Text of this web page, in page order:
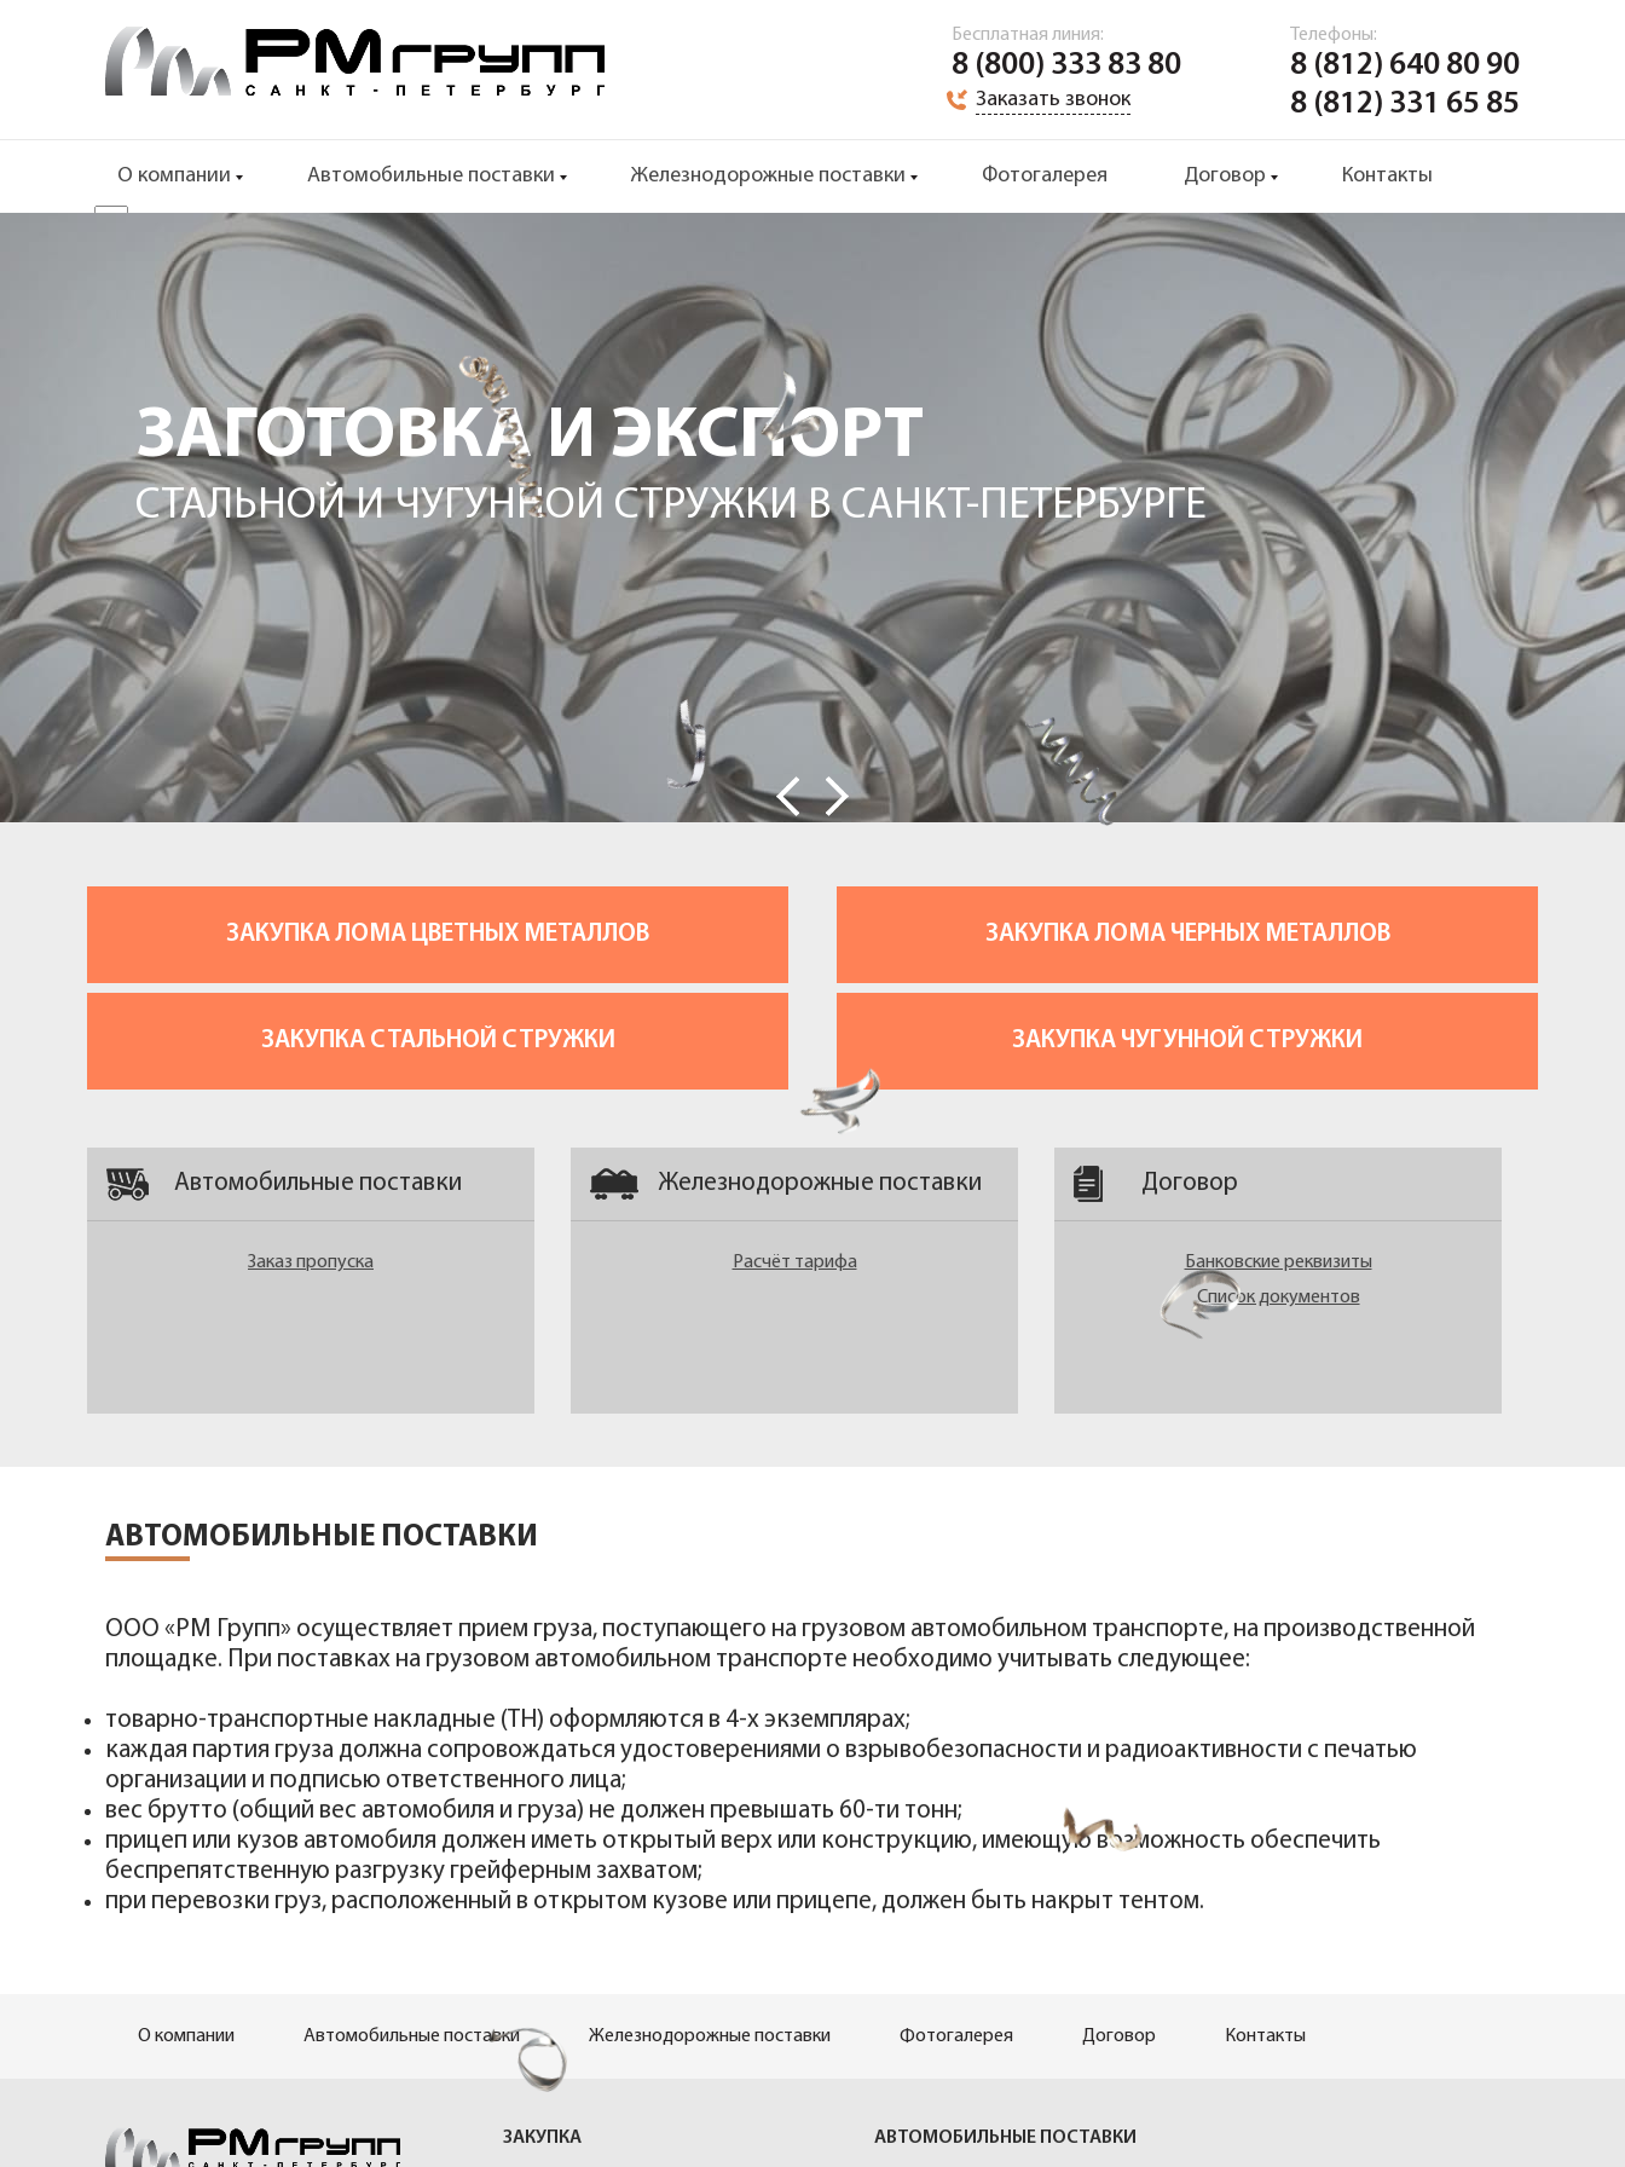
Бесплатная линия:
8 (800) 333 83 80
Заказать звонок
Телефоны:
8 (812) 640 80 90
8 (812) 331 65 85
О компании Автомобильные поставки Железнодорожные поставки Фотогалерея Договор Контакты
ЗАГОТОВКА И ЭКСПОРТ
СТАЛЬНОЙ И ЧУГУННОЙ СТРУЖКИ В САНКТ-ПЕТЕРБУРГЕ
ЗАКУПКА ЛОМА ЦВЕТНЫХ МЕТАЛЛОВ ЗАКУПКА ЛОМА ЧЕРНЫХ МЕТАЛЛОВ
ЗАКУПКА СТАЛЬНОЙ СТРУЖКИ ЗАКУПКА ЧУГУННОЙ СТРУЖКИ
Автомобильные поставки
Заказ пропуска
Железнодорожные поставки
Расчёт тарифа
Договор
Банковские реквизиты
Список документов
АВТОМОБИЛЬНЫЕ ПОСТАВКИ
ООО «РМ Групп» осуществляет прием груза, поступающего на грузовом автомобильном транспорте, на производственной
площадке. При поставках на грузовом автомобильном транспорте необходимо учитывать следующее:
товарно-транспортные накладные (ТН) оформляются в 4-х экземплярах;
каждая партия груза должна сопровождаться удостоверениями о взрывобезопасности и радиоактивности с печатью
организации и подписью ответственного лица;
вес брутто (общий вес автомобиля и груза) не должен превышать 60-ти тонн;
прицеп или кузов автомобиля должен иметь открытый верх или конструкцию, имеющую возможность обеспечить
беспрепятственную разгрузку грейферным захватом;
при перевозки груз, расположенный в открытом кузове или прицепе, должен быть накрыт тентом.
О компании Автомобильные поставки Железнодорожные поставки Фотогалерея Договор Контакты
ЗАКУПКА АВТОМОБИЛЬНЫЕ ПОСТАВКИ